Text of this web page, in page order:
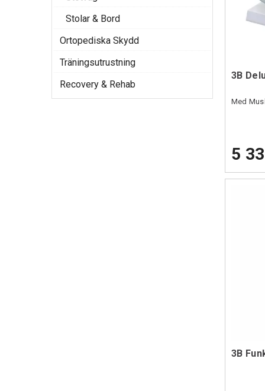
Stolar & Bord
Ortopediska Skydd
Träningsutrustning
Recovery & Rehab
3B
Med
5
3B